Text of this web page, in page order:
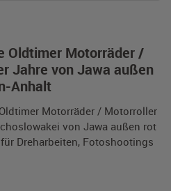
Oldtimer Motorräder /
Jahre von Jawa außen
Anhalt
Motorräder / Motorroller
von Jawa außen rot
Dreharbeiten, Fotoshootings